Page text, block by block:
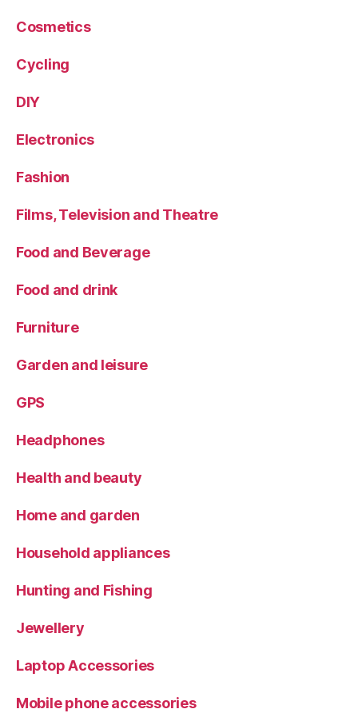
Cosmetics
Cycling
DIY
Electronics
Fashion
Films, Television and Theatre
Food and Beverage
Food and drink
Furniture
Garden and leisure
GPS
Headphones
Health and beauty
Home and garden
Household appliances
Hunting and Fishing
Jewellery
Laptop Accessories
Mobile phone accessories